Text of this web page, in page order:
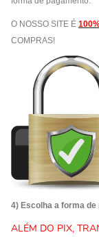
O NOSSO SITE É
COMPRAS!
4) Escolha a forma de
ALÉM DO PIX,